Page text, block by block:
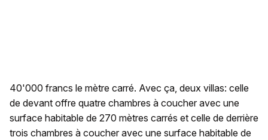
40'000 francs le mètre carré. Avec ça, deux villas: celle
de devant offre quatre chambres à coucher avec une
surface habitable de 270 mètres carrés et celle de derrière
trois chambres à coucher avec une surface habitable de